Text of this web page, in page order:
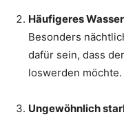
Häufigeres
Besonders
dafür sein, dass
loswerden möchte.
Ungewöhnlich